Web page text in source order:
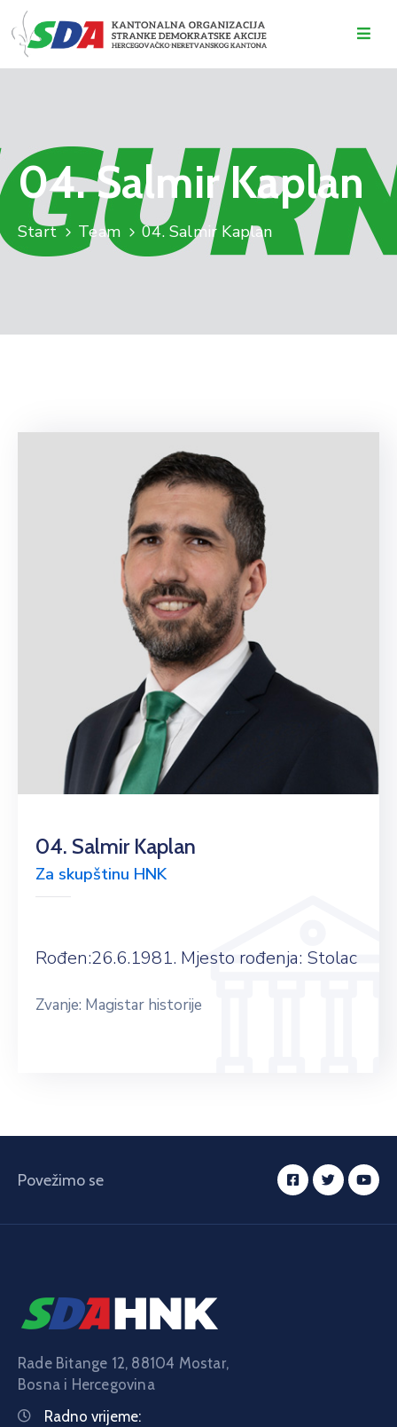
VIJESTI
KONTAKT
04. Salmir Kaplan
Start Team 04. Salmir Kaplan
04. Salmir Kaplan
Za skupštinu HNK
Rođen:26.6.1981. Mjesto rođenja: Stolac
Zvanje: Magistar historije
Povežimo se
Rade Bitange 12, 88104 Mostar,
Bosna i Hercegovina
Radno vrijeme: